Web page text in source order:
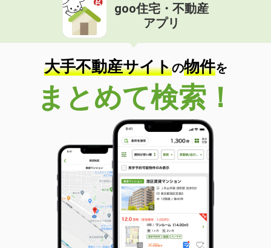
goo住宅・不動産
アプリ
大手不動産サイトの物件を
まとめて検索！